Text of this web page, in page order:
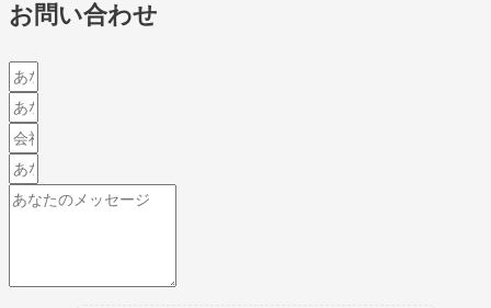
お問い合わせ